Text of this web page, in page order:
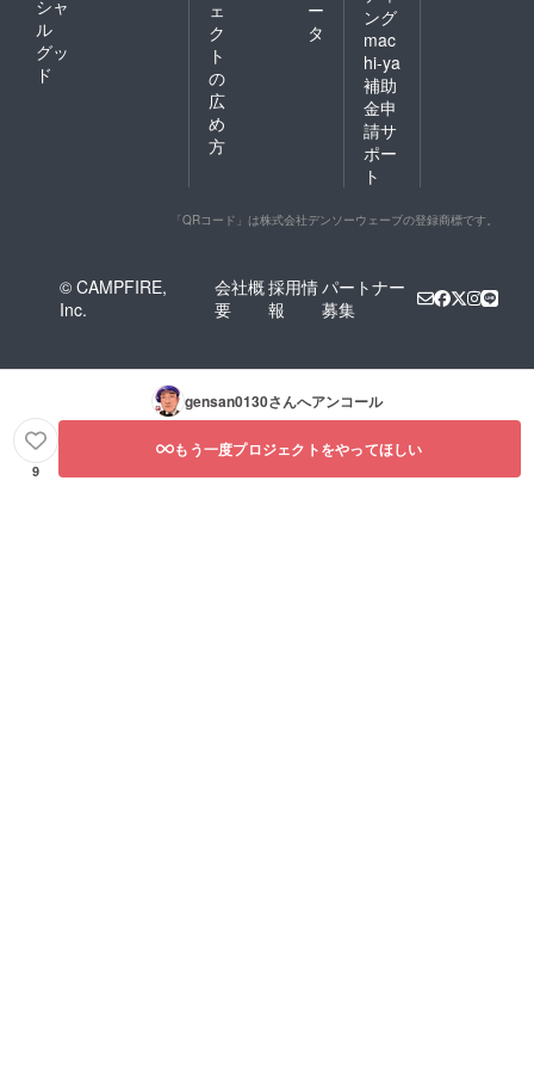
シャ
ル
グッ
ド
ェ
ク
ト
の
広
め
方
ー
タ
ング
mac
hi-ya
補助
金申
請サ
ポー
ト
「QRコード」は株式会社デンソーウェーブの登録商標です。
© CAMPFIRE,
Inc.
会社概
要
採用情
報
パートナー
募集
gensan0130さんへアンコール
9
もう一度プロジェクトをやってほしい